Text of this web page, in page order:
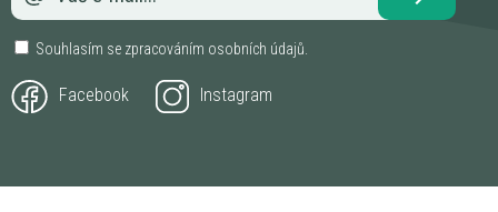
Souhlasím se zpracováním osobních údajů.
Facebook Instagram